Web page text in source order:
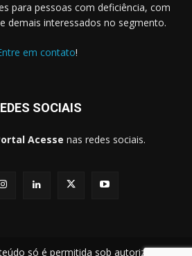
para pessoas com deficiência, com
demais interessados no segmento.
em contato!
SOCIAIS
Acesse nas redes sociais.
só é permitida sob autorização.